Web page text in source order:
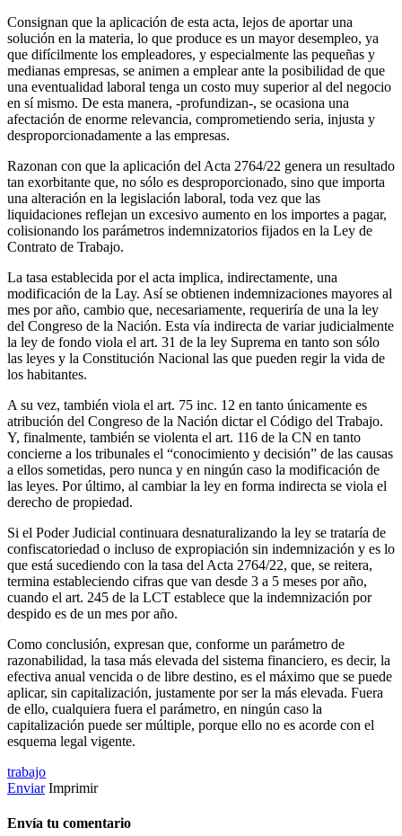
Consignan que la aplicación de esta acta, lejos de aportar una
solución en la materia, lo que produce es un mayor desempleo, ya
que difícilmente los empleadores, y especialmente las pequeñas y
medianas empresas, se animen a emplear ante la posibilidad de que
una eventualidad laboral tenga un costo muy superior al del negocio
en sí mismo. De esta manera, -profundizan-, se ocasiona una
afectación de enorme relevancia, comprometiendo seria, injusta y
desproporcionadamente a las empresas.
Razonan con que la aplicación del Acta 2764/22 genera un resultado
tan exorbitante que, no sólo es desproporcionado, sino que importa
una alteración en la legislación laboral, toda vez que las
liquidaciones reflejan un excesivo aumento en los importes a pagar,
colisionando los parámetros indemnizatorios fijados en la Ley de
Contrato de Trabajo.
La tasa establecida por el acta implica, indirectamente, una
modificación de la Lay. Así se obtienen indemnizaciones mayores al
mes por año, cambio que, necesariamente, requeriría de una la ley
del Congreso de la Nación. Esta vía indirecta de variar judicialmente
la ley de fondo viola el art. 31 de la ley Suprema en tanto son sólo
las leyes y la Constitución Nacional las que pueden regir la vida de
los habitantes.
A su vez, también viola el art. 75 inc. 12 en tanto únicamente es
atribución del Congreso de la Nación dictar el Código del Trabajo.
Y, finalmente, también se violenta el art. 116 de la CN en tanto
concierne a los tribunales el “conocimiento y decisión” de las causas
a ellos sometidas, pero nunca y en ningún caso la modificación de
las leyes. Por último, al cambiar la ley en forma indirecta se viola el
derecho de propiedad.
Si el Poder Judicial continuara desnaturalizando la ley se trataría de
confiscatoriedad o incluso de expropiación sin indemnización y es lo
que está sucediendo con la tasa del Acta 2764/22, que, se reitera,
termina estableciendo cifras que van desde 3 a 5 meses por año,
cuando el art. 245 de la LCT establece que la indemnización por
despido es de un mes por año.
Como conclusión, expresan que, conforme un parámetro de
razonabilidad, la tasa más elevada del sistema financiero, es decir, la
efectiva anual vencida o de libre destino, es el máximo que se puede
aplicar, sin capitalización, justamente por ser la más elevada. Fuera
de ello, cualquiera fuera el parámetro, en ningún caso la
capitalización puede ser múltiple, porque ello no es acorde con el
esquema legal vigente.
trabajo
Enviar Imprimir
Envía tu comentario